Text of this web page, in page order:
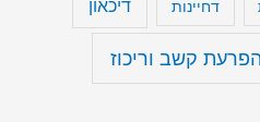
דחיינות דיכאון
הפרעת קשב וריכוז